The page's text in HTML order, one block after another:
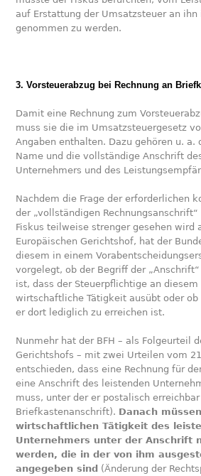
auf Erstattung der Umsatzsteuer an ihn
genommen zu werden.
3. Vorsteuerabzug bei Rechnung an
Damit eine Rechnung zum
muss sie die im Umsatzsteuergesetz
Angaben enthalten. Dazu gehören u. a.
Name und die vollständige Anschrift
Unternehmers und des
Nachdem die Frage der erforderlichen
der „vollständigen
Fiskus teilweise strenger gesehen wird
Europäischen Gerichtshof, hat der
diesem in einem
vorgelegt, ob der Begriff der
ist, dass der Steuerpflichtige an diesem
wirtschaftliche Tätigkeit ausübt oder ob
er dort lediglich zu erreichen ist.
Nunmehr hat der BFH – als Folgeurteil
Gerichtshofs – mit zwei Urteilen vom
entschieden, dass eine Rechnung für
eine Anschrift des leistenden
muss, unter der er postalisch
Briefkastenanschrift). Danach
wirtschaftlichen Tätigkeit des
Unternehmers unter der Anschrift
werden, die in der von ihm
angegeben sind (Änderung der